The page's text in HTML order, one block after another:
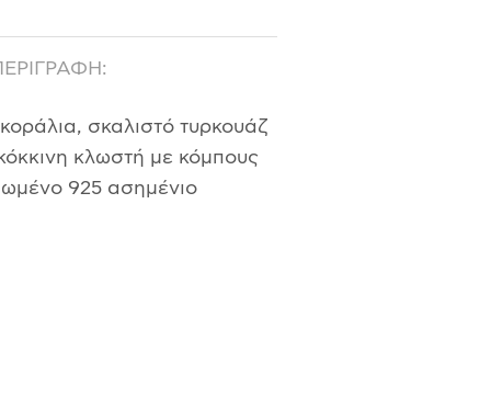
σκαλιστό τυρκουάζ
κλωστή με κόμπους
925 ασημένιο